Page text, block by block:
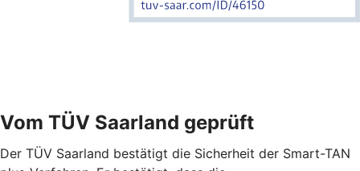
Vom TÜV Saarland geprüft
Der TÜV Saarland bestätigt die Sicherheit der Smart-TAN